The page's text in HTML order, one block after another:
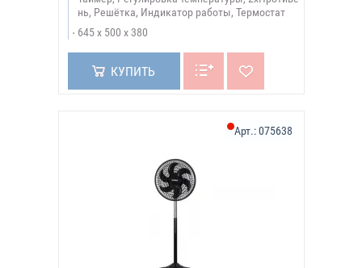
нь, Решётка, Индикатор работы, Термостат
645 х 500 х 380
КУПИТЬ
Арт.:075638